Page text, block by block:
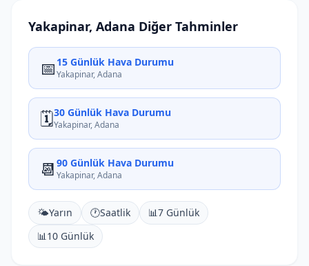
Yakapinar, Adana Diğer Tahminler
📅 15 Günlük Hava Durumu
Yakapinar, Adana
🗓️30 Günlük Hava Durumu
Yakapinar, Adana
📆 90 Günlük Hava Durumu
Yakapinar, Adana
🌤️Yarın 🕐Saatlik 📊7 Günlük
📊10 Günlük